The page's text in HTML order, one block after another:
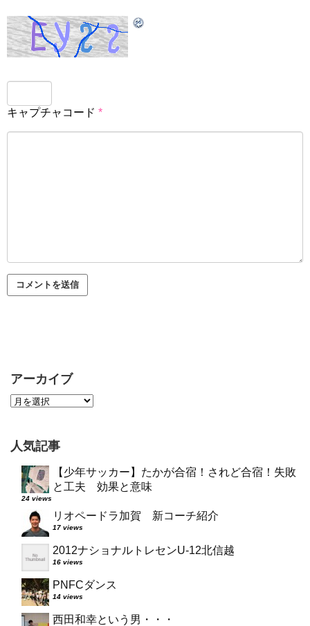
キャプチャコード *
アーカイブ
人気記事
【少年サッカー】たかが合宿！されど合宿！失敗
と工夫 効果と意味
24 views
リオペードラ加賀 新コーチ紹介
17 views
2012ナショナルトレセンU-12北信越
16 views
PNFCダンス
14 views
西田和幸という男・・・